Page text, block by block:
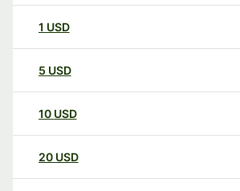
1 USD
5 USD
10 USD
20 USD